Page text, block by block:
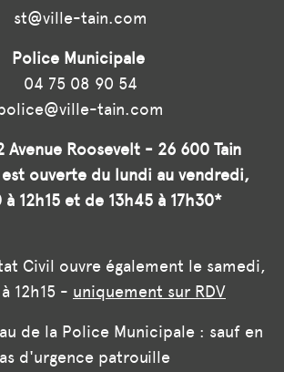
st@ville-tain.com
Police Municipale
04 75 08 90 54
tain.com
Avenue Roosevelt - 26 600 Tain
ouverte du lundi au vendredi,
12h15 et de 13h45 à 17h30*
Civil ouvre également le samedi,
12h15 - uniquement sur RDV
de la Police Municipale : sauf en
d'urgence patrouille